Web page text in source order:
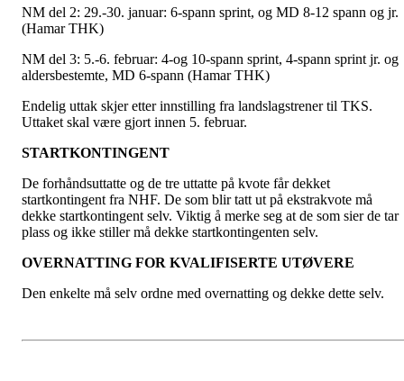
NM del 2: 29.-30. januar: 6-spann sprint, og MD 8-12 spann og jr.
(Hamar THK)
NM del 3: 5.-6. februar: 4-og 10-spann sprint, 4-spann sprint jr. og
aldersbestemte, MD 6-spann (Hamar THK)
Endelig uttak skjer etter innstilling fra landslagstrener til TKS.
Uttaket skal være gjort innen 5. februar.
STARTKONTINGENT
De forhåndsuttatte og de tre uttatte på kvote får dekket
startkontingent fra NHF. De som blir tatt ut på ekstrakvote må
dekke startkontingent selv. Viktig å merke seg at de som sier de tar
plass og ikke stiller må dekke startkontingenten selv.
OVERNATTING FOR KVALIFISERTE UTØVERE
Den enkelte må selv ordne med overnatting og dekke dette selv.